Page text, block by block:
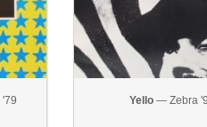
Yello— Zebra